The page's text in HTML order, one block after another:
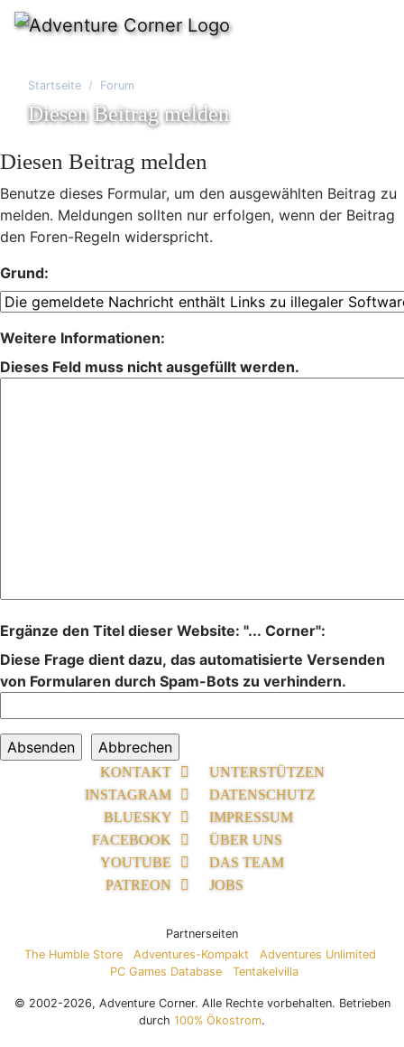
Startseite Forum
Diesen Beitrag melden
Diesen Beitrag melden
Benutze dieses Formular, um den ausgewählten Beitrag zu
melden. Meldungen sollten nur erfolgen, wenn der Beitrag
den Foren-Regeln widerspricht.
Grund:
Weitere Informationen:
Dieses Feld muss nicht ausgefüllt werden.
Ergänze den Titel dieser Website: "... Corner":
Diese Frage dient dazu, das automatisierte Versenden
von Formularen durch Spam-Bots zu verhindern.
KONTAKT
INSTAGRAM
BLUESKY
FACEBOOK
YOUTUBE
PATREON
UNTERSTÜTZEN
DATENSCHUTZ
IMPRESSUM
ÜBER UNS
DAS TEAM
JOBS
Partnerseiten
The Humble Store
Adventures-Kompakt
Adventures Unlimited
PC Games Database
Tentakelvilla
© 2002-2026, Adventure Corner. Alle Rechte vorbehalten. Betrieben
durch 100% Ökostrom.